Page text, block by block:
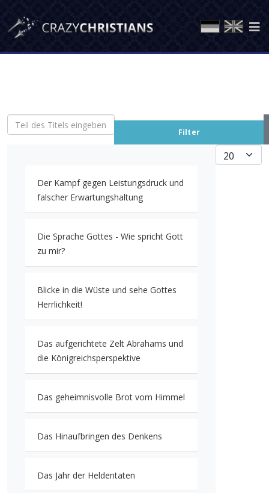
Teil des Titels eingeben
Filter
Anzeige #
Der Kampf gegen Leistungsdruck und
falscher Erwartungshaltung
Die Sprache Gottes - Wie spricht Gott
zu mir?
Blicke in die Wüste und sehe Gottes
Herrlichkeit!
Das aufgerichtete Zelt Abrahams und
die Königreichsperspektive
Das geheimnisvolle Brot vom Himmel
Das Hinaufbringen des Denkens
Das Jahr der Heldentaten